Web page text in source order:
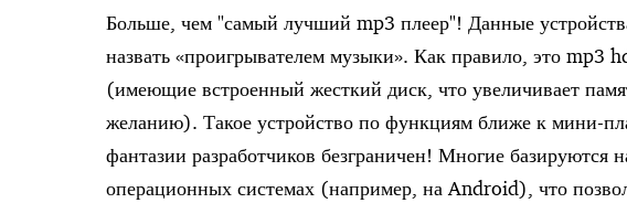
Больше, чем "самый лучший mp3 плеер"! Данные
назвать «проигрывателем музыки». Как правило, это mp3
(имеющие встроенный жесткий диск, что увеличивает
желанию). Такое устройство по функциям ближе к мини-
фантазии разработчиков безграничен! Многие базируются
операционных системах (например, на Android), что